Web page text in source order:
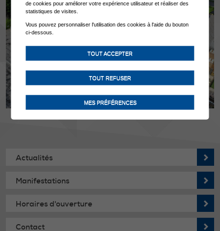
Actualités
Manifestations
Horaires d'ouverture
Contact
de cookies pour améliorer votre expérience utilisateur et réaliser des
statistiques de visites.
Vous pouvez personnaliser l'utilisation des cookies à l'aide du bouton
ci-dessous.
TOUT ACCEPTER
TOUT REFUSER
MES PRÉFÉRENCES